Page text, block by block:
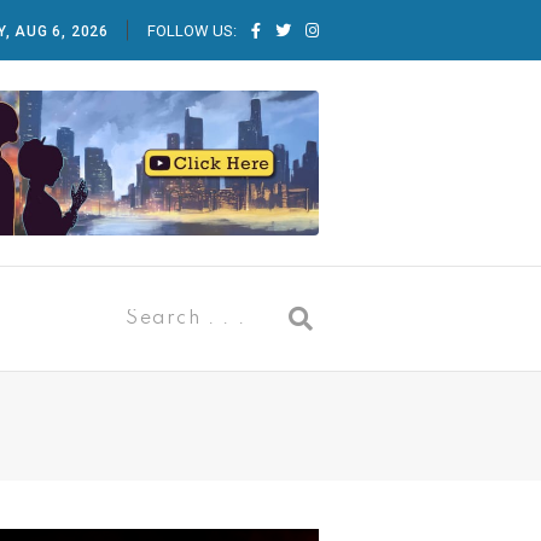
AUG 6, 2026 FOLLOW US: